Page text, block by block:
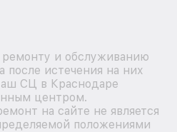
ремонту и обслуживанию
истечения на них
СЦ в Краснодаре
центром.
на сайте не является
положениями